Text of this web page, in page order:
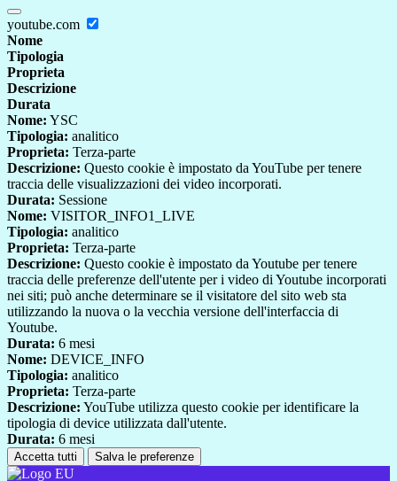
youtube.com
Nome
Tipologia
Proprieta
Descrizione
Durata
Nome: YSC
Tipologia: analitico
Proprieta: Terza-parte
Descrizione: Questo cookie è impostato da YouTube per tenere
traccia delle visualizzazioni dei video incorporati.
Durata: Sessione
Nome: VISITOR_INFO1_LIVE
Tipologia: analitico
Proprieta: Terza-parte
Descrizione: Questo cookie è impostato da Youtube per tenere
traccia delle preferenze dell'utente per i video di Youtube incorporati
nei siti; può anche determinare se il visitatore del sito web sta
utilizzando la nuova o la vecchia versione dell'interfaccia di
Youtube.
Durata: 6 mesi
Nome: DEVICE_INFO
Tipologia: analitico
Proprieta: Terza-parte
Descrizione: YouTube utilizza questo cookie per identificare la
tipologia di device utilizzata dall'utente.
Durata: 6 mesi
Accetta tutti Salva le preferenze